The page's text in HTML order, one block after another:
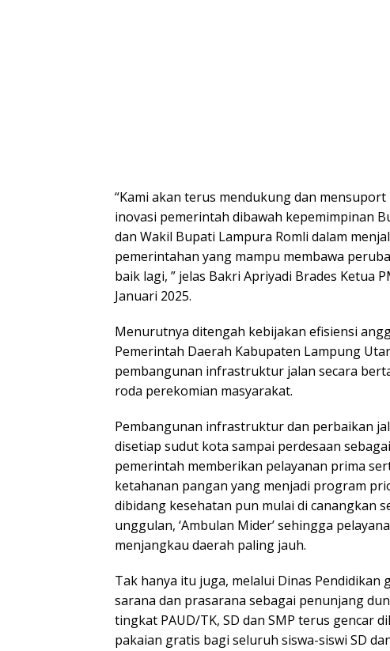
“Kami akan terus mendukung dan
inovasi pemerintah dibawah kepemimpinan
dan Wakil Bupati Lampura Romli dalam
pemerintahan yang mampu membawa
baik lagi, ” jelas Bakri Apriyadi Brades Ketua
Januari 2025.
Menurutnya ditengah kebijakan efisiensi
Pemerintah Daerah Kabupaten Lampung
pembangunan infrastruktur jalan secara
roda perekomian masyarakat.
Pembangunan infrastruktur dan perbaikan
disetiap sudut kota sampai perdesaan
pemerintah memberikan pelayanan prima
ketahanan pangan yang menjadi program
dibidang kesehatan pun mulai di canangkan
unggulan, ‘Ambulan Mider’ sehingga
menjangkau daerah paling jauh.
Tak hanya itu juga, melalui Dinas Pendidikan
sarana dan prasarana sebagai penunjang
tingkat PAUD/TK, SD dan SMP terus gencar
pakaian gratis bagi seluruh siswa-siswi SD